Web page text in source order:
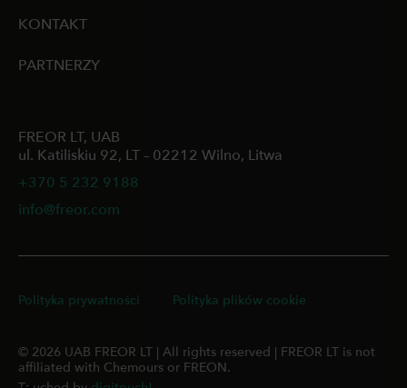
FREOR LT, UAB
ul. Katiliskiu 92, LT – 02212 Wilno, Litwa
+370 5 232 9188
info@freor.com
KONTAKT
PARTNERZY
© 2026 UAB FREOR LT | All rights reserved | FREOR LT is not
affiliated with Chemours or FREON.
Polityka prywatności Polityka plików cookie